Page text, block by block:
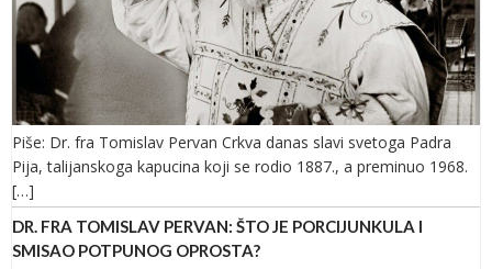
Piše: Dr. fra Tomislav Pervan Crkva danas slavi svetoga Padra
Pija, talijanskoga kapucina koji se rodio 1887., a preminuo 1968.
[…]
DR. FRA TOMISLAV PERVAN: ŠTO JE PORCIJUNKULA I
SMISAO POTPUNOG OPROSTA?